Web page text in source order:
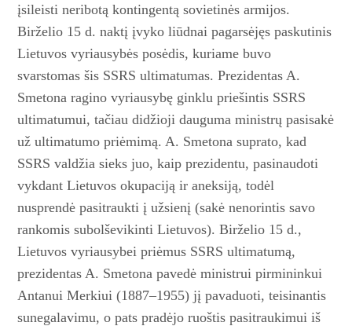
įsileisti neribotą kontingentą sovietinės armijos.
Birželio 15 d. naktį įvyko liūdnai pagarsėjęs paskutinis
Lietuvos vyriausybės posėdis, kuriame buvo
svarstomas šis SSRS ultimatumas. Prezidentas A.
Smetona ragino vyriausybę ginklu priešintis SSRS
ultimatumui, tačiau didžioji dauguma ministrų pasisakė
už ultimatumo priėmimą. A. Smetona suprato, kad
SSRS valdžia sieks juo, kaip prezidentu, pasinaudoti
vykdant Lietuvos okupaciją ir aneksiją, todėl
nusprendė pasitraukti į užsienį (sakė nenorintis savo
rankomis subolševikinti Lietuvos). Birželio 15 d.,
Lietuvos vyriausybei priėmus SSRS ultimatumą,
prezidentas A. Smetona pavedė ministrui pirmininkui
Antanui Merkiui (1887–1955) jį pavaduo­ti, teisinantis
sunegalavimu, o pats pradėjo ruoštis pasitraukimui iš